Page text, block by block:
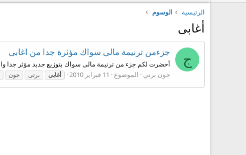
الرئيسية
الوسوم
أغابى
ج جزءمن ترنيمة مالى سواك مؤثرة جدا من اغابى
أحضرت لكم جزء من ترنيمة مالى سواك بتوزيع جديد مؤثر جدا
جون برتي
الموضوع 11 فبراير 2010 أغابى برتى جون